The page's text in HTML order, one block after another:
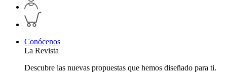
a
perfil
personal
Inspeccionar
carrito
Conócenos
La Revista
Descubre las nuevas propuestas que hemos diseñado para ti.